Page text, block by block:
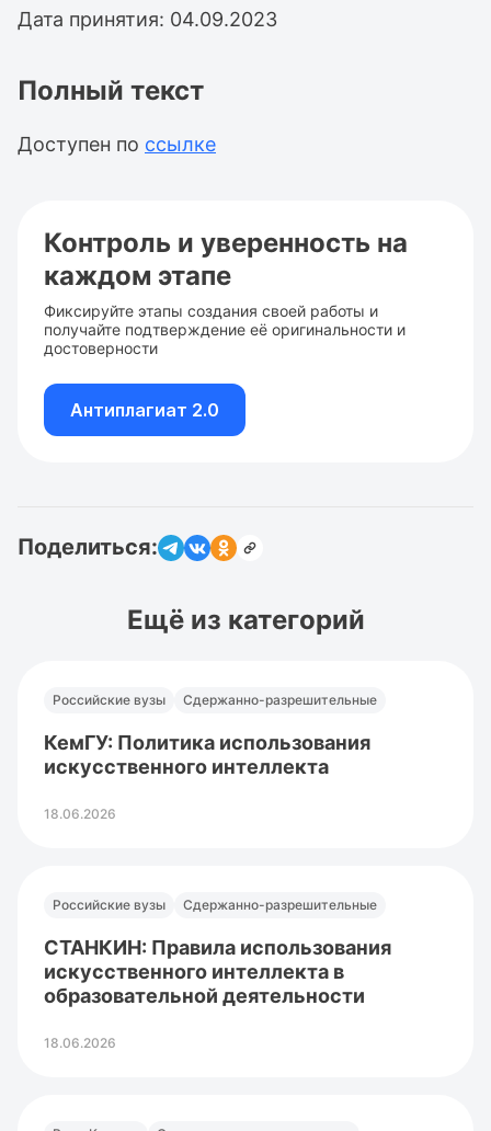
Дата принятия: 04.09.2023
Полный текст
Доступен по ссылке
Контроль и уверенность на
каждом этапе
Фиксируйте этапы создания своей работы и
получайте подтверждение её оригинальности и
достоверности
Антиплагиат 2.0
Поделиться:
Ещё из категорий
Российские вузы Сдержанно-разрешительные
КемГУ: Политика использования
искусственного интеллекта
18.06.2026
Российские вузы Сдержанно-разрешительные
СТАНКИН: Правила использования
искусственного интеллекта в
образовательной деятельности
18.06.2026